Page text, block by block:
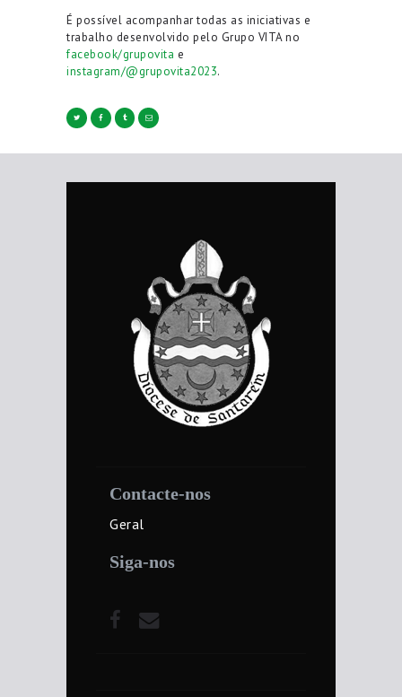
É possível acompanhar todas as iniciativas e
trabalho desenvolvido pelo Grupo VITA no
facebook/grupovita e
instagram/@grupovita2023.
Contacte-nos
Geral
Siga-nos